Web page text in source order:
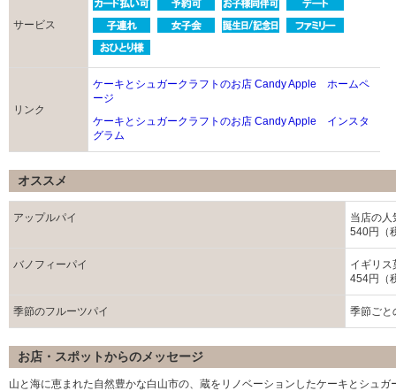
サービス
リンク
ケーキとシュガークラフトのお店 Candy Apple ホームペ
ージ
ケーキとシュガークラフトのお店 Candy Apple インスタ
グラム
オススメ
アップルパイ
当店の
540円（
バノフィーパイ
イギリス
454円（
季節のフルーツパイ 季節ごと
お店・スポットからのメッセージ
山と海に恵まれた自然豊かな白山市の、蔵をリノベーションしたケーキとシュ